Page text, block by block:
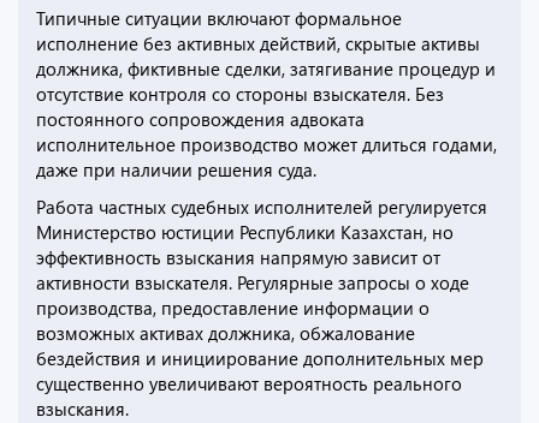
Типичные ситуации включают формальное
исполнение без активных действий, скрытые активы
должника, фиктивные сделки, затягивание процедур и
отсутствие контроля со стороны взыскателя. Без
постоянного сопровождения адвоката
исполнительное производство может длиться годами,
даже при наличии решения суда.
Работа частных судебных исполнителей регулируется
Министерство юстиции Республики Казахстан, но
эффективность взыскания напрямую зависит от
активности взыскателя. Регулярные запросы о ходе
производства, предоставление информации о
возможных активах должника, обжалование
бездействия и инициирование дополнительных мер
существенно увеличивают вероятность реального
взыскания.